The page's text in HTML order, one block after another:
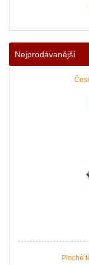
|více zde ..
Nejprodávanější
Ploché